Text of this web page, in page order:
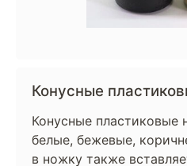
Конусные
Конусные пластиковые
белые, бежевые,
в ножку также